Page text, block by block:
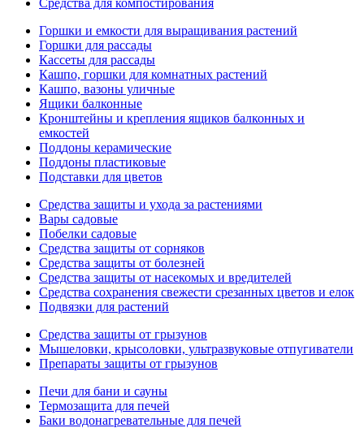
Средства для компостирования
Горшки и емкости для выращивания растений
Горшки для рассады
Кассеты для рассады
Кашпо, горшки для комнатных растений
Кашпо, вазоны уличные
Ящики балконные
Кронштейны и крепления ящиков балконных и
емкостей
Поддоны керамические
Поддоны пластиковые
Подставки для цветов
Средства защиты и ухода за растениями
Вары садовые
Побелки садовые
Средства защиты от сорняков
Средства защиты от болезней
Средства защиты от насекомых и вредителей
Средства сохранения свежести срезанных цветов и елок
Подвязки для растений
Средства защиты от грызунов
Мышеловки, крысоловки, ультразвуковые отпугиватели
Препараты защиты от грызунов
Печи для бани и сауны
Термозащита для печей
Баки водонагревательные для печей